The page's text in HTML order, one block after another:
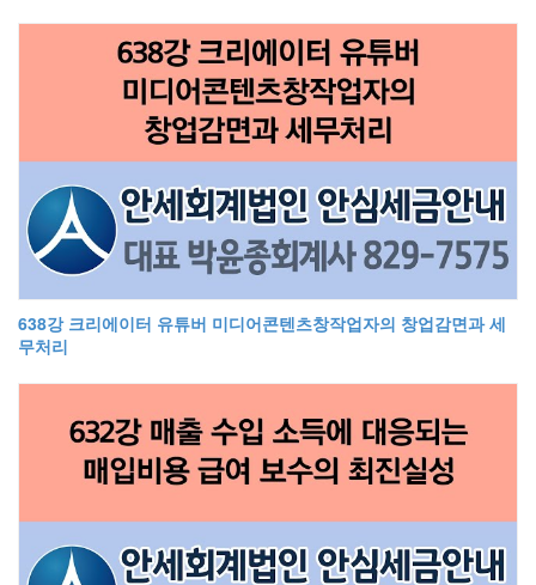
638강 크리에이터 유튜버 미디어콘텐츠창작업자의 창업감면과 세
무처리